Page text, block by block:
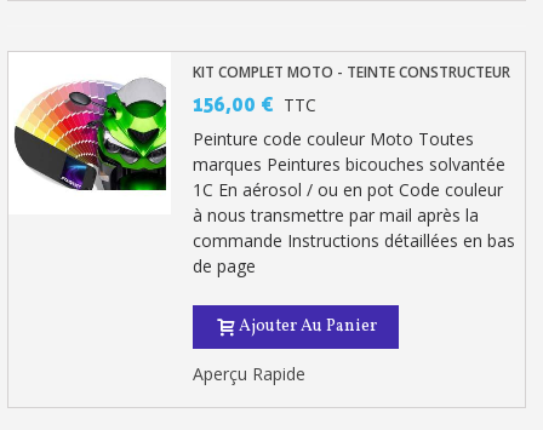
KIT COMPLET MOTO - TEINTE CONSTRUCTEUR
156,00 € TTC
Peinture code couleur Moto Toutes
marques Peintures bicouches solvantée
1C En aérosol / ou en pot Code couleur
à nous transmettre par mail après la
commande Instructions détaillées en bas
de page
Ajouter Au Panier
Aperçu Rapide